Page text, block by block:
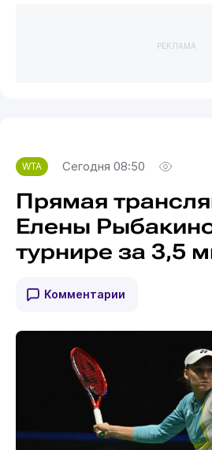
РЕКЛАМА
WTA Сегодня 08:50
Прямая
Елены
турнире за 3,5
Комментарии